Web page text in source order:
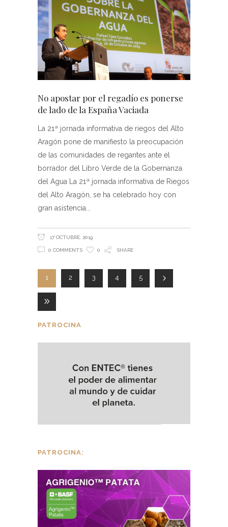
No apostar por el regadío es ponerse
de lado de la España Vaciada
La 21ª jornada informativa de riegos del Alto
Aragón pone de manifiesto la preocupación
de las comunidades de regantes ante el
borrador del Libro Verde de la Gobernanza
del Agua La 21ª jornada informativa de Riegos
del Alto Aragón, se ha celebrado hoy con
gran asistencia
17 OCTUBRE, 2019
0 COMMENTS 0 SHARE
1 2 3 4 5
PATROCINA
PATROCINA: